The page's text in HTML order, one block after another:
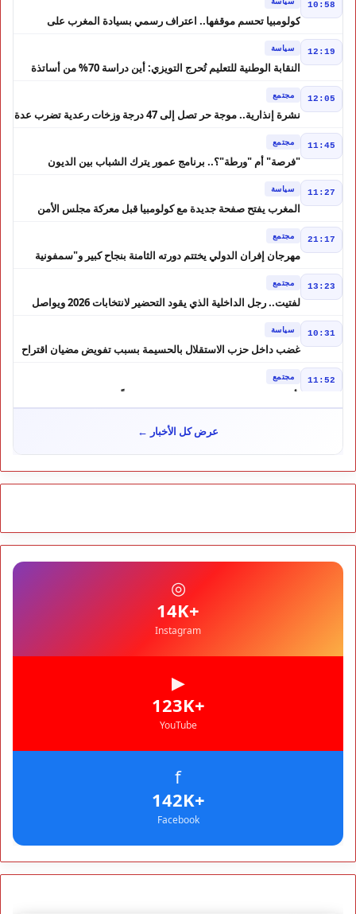
10:58
كولومبيا تحسم موقفها.. اعتراف رسمي بسيادة المغرب على
12:19 سياسة
النقابة الوطنية للتعليم تُحرج التويزي: أين دراسة 70% من أساتذة
12:05 مجتمع
نشرة إنذارية.. موجة حر تصل إلى 47 درجة وزخات رعدية تضرب عدة
11:45 مجتمع
"فرصة" أم "ورطة"؟.. برنامج عمور يترك الشباب بين الديون
11:27 سياسة
المغرب يفتح صفحة جديدة مع كولومبيا قبل معركة مجلس الأمن
21:17 مجتمع
مهرجان إفران الدولي يختتم دورته الثامنة بنجاح كبير و"سمفونية
13:23 مجتمع
لفتيت.. رجل الداخلية الذي يقود التحضير لانتخابات 2026 ويواصل
10:31 سياسة
غضب داخل حزب الاستقلال بالحسيمة بسبب تفويض مضيان اقتراح
11:52 مجتمع
تأجيل محاكمة "إسكوبار الصحراء" استئنافياً واستدعاء جميع المتهمين
في حالة سراح
شوكي يعيد وعود الأحرار.. والمغاربة يطالبون بحساب وعود 2021
10:06 مجتمع
كارثة سبتة تتفاقم.. انتشال جثث جديدة واستمرار البحث عن هويات
مجتمع
عرض كل الأخبار ←
◎
+14K
Instagram
▶
+123K
YouTube
f
+142K
Facebook